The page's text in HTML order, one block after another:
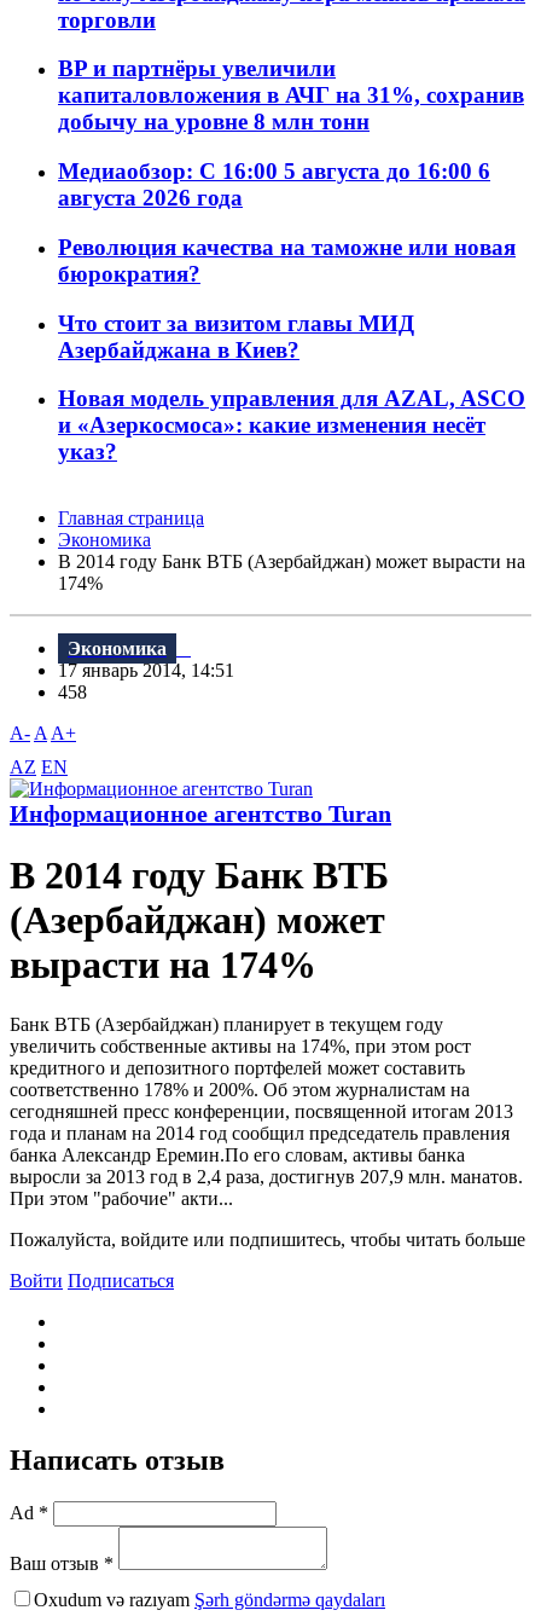
торговли
BP и партнёры увеличили
капиталовложения в АЧГ на 31%, сохранив
добычу на уровне 8 млн тонн
Медиаобзор: С 16:00 5 августа до 16:00 6
августа 2026 года
Революция качества на таможне или новая
бюрократия?
Что стоит за визитом главы МИД
Азербайджана в Киев?
Новая модель управления для AZAL, ASCO
и «Азеркосмоса»: какие изменения несёт
указ?
Главная страница
Экономика
В 2014 году Банк ВТБ (Азербайджан) может вырасти на
174%
Экономика
17 январь 2014, 14:51
458
A- A A+
AZ EN
Информационное агентство Turan
В 2014 году Банк ВТБ
(Азербайджан) может
вырасти на 174%
Банк ВТБ (Азербайджан) планирует в текущем году
увеличить собственные активы на 174%, при этом рост
кредитного и депозитного портфелей может составить
соответственно 178% и 200%. Об этом журналистам на
сегодняшней пресс конференции, посвященной итогам 2013
года и планам на 2014 год сообщил председатель правления
банка Александр Еремин.По его словам, активы банка
выросли за 2013 год в 2,4 раза, достигнув 207,9 млн. манатов.
При этом "рабочие" акти...
Пожалуйста, войдите или подпишитесь, чтобы читать больше
Войти Подписаться
Написать отзыв
Ad *
Ваш отзыв *
Oxudum və razıyam Şərh göndərmə qaydaları